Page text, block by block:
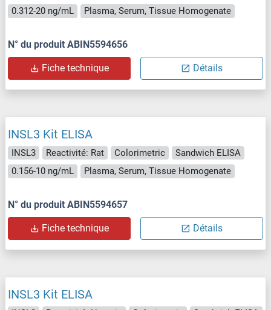
0.312-20 ng/mL
Plasma, Serum, Tissue Homogenate
N° du produit ABIN5594656
Fiche technique Détails
INSL3 Kit ELISA
INSL3 Reactivité: Rat Colorimetric
Sandwich ELISA
0.156-10 ng/mL
Plasma, Serum, Tissue Homogenate
N° du produit ABIN5594657
Fiche technique Détails
INSL3 Kit ELISA